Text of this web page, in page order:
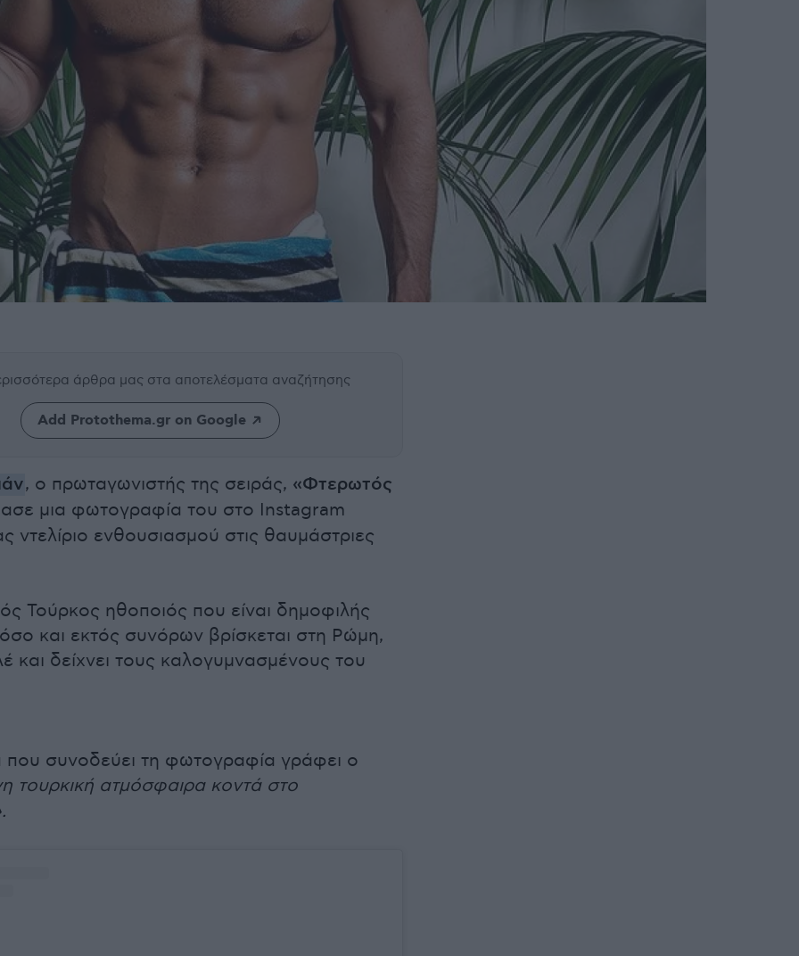
άρθρα μας στα αποτελέσματα αναζήτησης
Add Protothema.gr on Google
, ο πρωταγωνιστής της σειράς, «Φτερωτός
μια φωτογραφία του στο Instagram
ντελίριο ενθουσιασμού στις θαυμάστριες
Τούρκος ηθοποιός που είναι δημοφιλής
και εκτός συνόρων βρίσκεται στη Ρώμη,
και δείχνει τους καλογυμνασμένους του
που συνοδεύει τη φωτογραφία γράφει ο
τουρκική ατμόσφαιρα κοντά στο